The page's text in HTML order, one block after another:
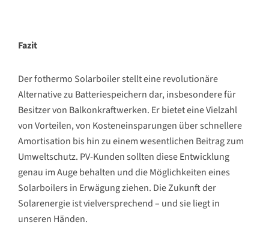
Fazit
Der fothermo Solarboiler stellt eine revolutionäre
Alternative zu Batteriespeichern dar, insbesondere für
Besitzer von Balkonkraftwerken. Er bietet eine Vielzahl
von Vorteilen, von Kosteneinsparungen über schnellere
Amortisation bis hin zu einem wesentlichen Beitrag zum
Umweltschutz. PV-Kunden sollten diese Entwicklung
genau im Auge behalten und die Möglichkeiten eines
Solarboilers in Erwägung ziehen. Die Zukunft der
Solarenergie ist vielversprechend – und sie liegt in
unseren Händen.